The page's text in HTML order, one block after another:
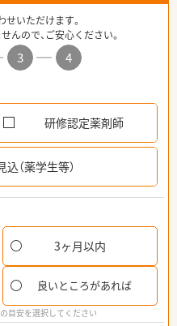
いただけます。
んので、ご安心ください。
3
4
研修認定薬剤師
（薬学生等）
3ヶ月以内
良いところがあれば
目安を選択してください